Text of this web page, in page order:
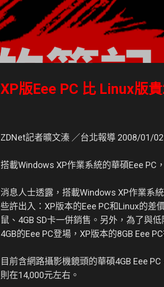
凍仁的筆記
- https://note.drx.tw
XP版Eee PC 比 Linux版
ZDNet記者曠文溱 ／台北報導 2008/01/
搭載Windows XP作業系統的華碩Eee PC
消息人士透露，搭載Windows XP作業系
些許出入：XP版本的Eee PC和Linux的
鼠、4GB SD卡一併銷售。另外，為了與
4GB的Eee PC登場，XP版本的8GB Eee
目前含網路攝影機鏡頭的華碩4GB Eee
則在14,000元左右。